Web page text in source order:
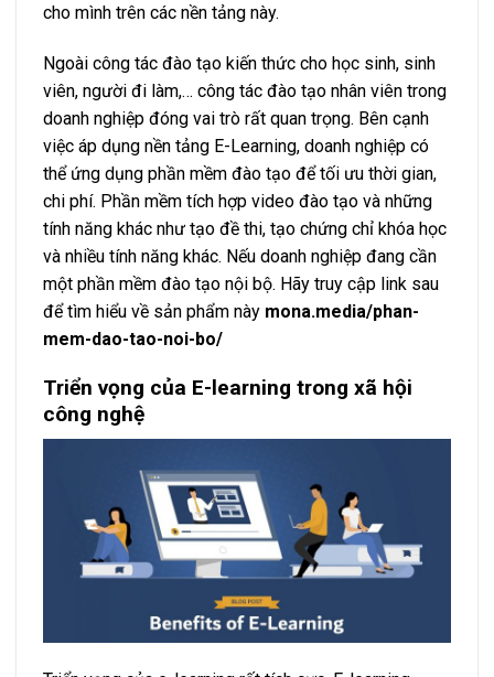
cho mình trên các nền tảng này.
Ngoài công tác đào tạo kiến thức cho học sinh, sinh
viên, người đi làm,… công tác đào tạo nhân viên trong
doanh nghiệp đóng vai trò rất quan trọng. Bên cạnh
việc áp dụng nền tảng E-Learning, doanh nghiệp có
thể ứng dụng phần mềm đào tạo để tối ưu thời gian,
chi phí. Phần mềm tích hợp video đào tạo và những
tính năng khác như tạo đề thi, tạo chứng chỉ khóa học
và nhiều tính năng khác. Nếu doanh nghiệp đang cần
một phần mềm đào tạo nội bộ. Hãy truy cập link sau
để tìm hiểu về sản phẩm này mona.media/phan-
mem-dao-tao-noi-bo/
Triển vọng của E-learning trong xã hội
công nghệ